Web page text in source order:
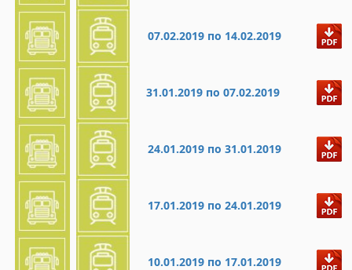
07.02.2019 по 14.02.2019
31.01.2019 по 07.02.2019
24.01.2019 по 31.01.2019
17.01.2019 по 24.01.2019
10.01.2019 по 17.01.2019